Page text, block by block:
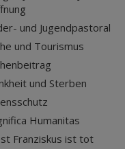
und Jugendpastoral
und Tourismus
und Sterben
Humanitas
Franziskus ist tot